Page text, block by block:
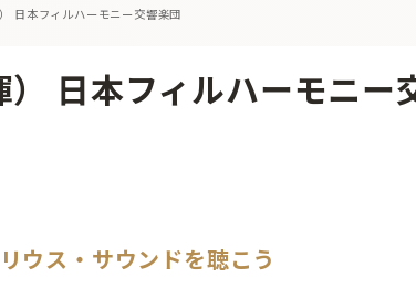
古楽とその先と オーケストラの楽屋から
現場のプロが推す！間違いないオーケストラコン
無料ライブ配信スケジュール 有料ライブ配
あ か さ は
日本フィルハーモニー交響楽団
日本フィルハーモニー
ウス・サウンドを聴こう